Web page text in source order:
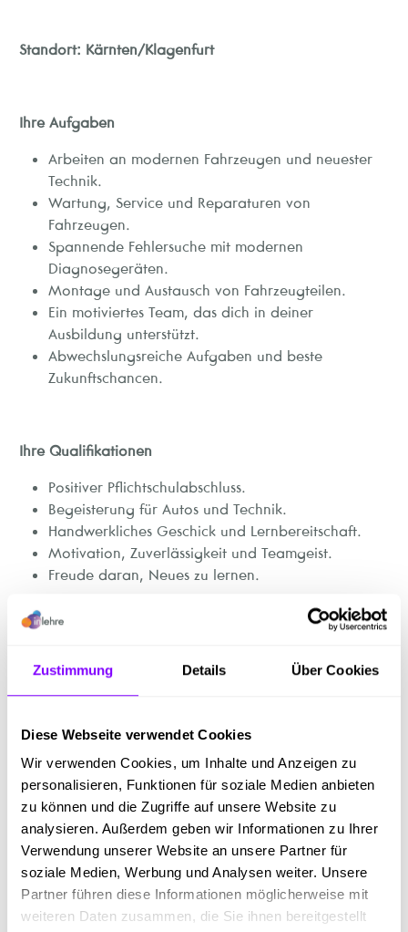
Zustimmung Details Über Cookies
Diese Webseite verwendet Cookies
Wir verwenden Cookies, um Inhalte und Anzeigen zu
personalisieren, Funktionen für soziale Medien anbieten
zu können und die Zugriffe auf unsere Website zu
analysieren. Außerdem geben wir Informationen zu Ihrer
Verwendung unserer Website an unsere Partner für
soziale Medien, Werbung und Analysen weiter. Unsere
Partner führen diese Informationen möglicherweise mit
weiteren Daten zusammen, die Sie ihnen bereitgestellt
Standort: Kärnten/Klagenfurt
Ihre Aufgaben
Arbeiten an modernen Fahrzeugen und neuester
Technik.
Wartung, Service und Reparaturen von
Fahrzeugen.
Spannende Fehlersuche mit modernen
Diagnosegeräten.
Montage und Austausch von Fahrzeugteilen.
Ein motiviertes Team, das dich in deiner
Ausbildung unterstützt.
Abwechslungsreiche Aufgaben und beste
Zukunftschancen.
Ihre Qualifikationen
Positiver Pflichtschulabschluss.
Begeisterung für Autos und Technik.
Handwerkliches Geschick und Lernbereitschaft.
Motivation, Zuverlässigkeit und Teamgeist.
Freude daran, Neues zu lernen.
Fundierte, zukunftssichere Lehre in einem regional
Ausbildung mit langfristiger Perspektive in einem
Sehr gute Aus- und Weiterbildungsmöglichkeiten:
Laufende Schulungen und Weiterbildungen
unterstützen deine fachliche und persönliche
Entwicklung.
Möglichkeit zur Lehre mit Matura: Kombination
aus Lehre und Matura für zusätzliche
Karrierechancen.
Abwechslungsreiche Aufgaben in einem